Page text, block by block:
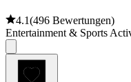
4.1(496 Bewertungen)
Entertainment & Sports